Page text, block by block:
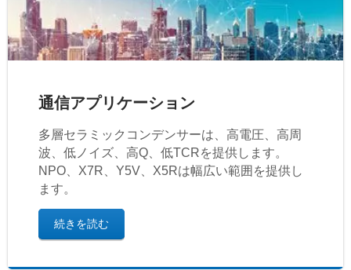
通信アプリケーション
多層セラミックコンデンサーは、高電圧、高周
波、低ノイズ、高Q、低TCRを提供します。
NPO、X7R、Y5V、X5Rは幅広い範囲を提供し
ます。
続きを読む